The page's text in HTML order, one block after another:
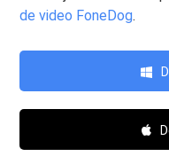
de video FoneDog.